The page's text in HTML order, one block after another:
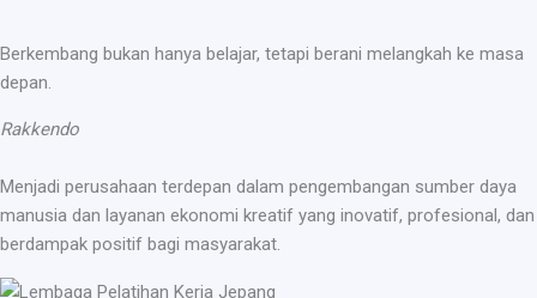
Berkembang bukan hanya belajar, tetapi berani melangkah ke masa
depan.
Rakkendo
Menjadi perusahaan terdepan dalam pengembangan sumber daya
manusia dan layanan ekonomi kreatif yang inovatif, profesional, dan
berdampak positif bagi masyarakat.